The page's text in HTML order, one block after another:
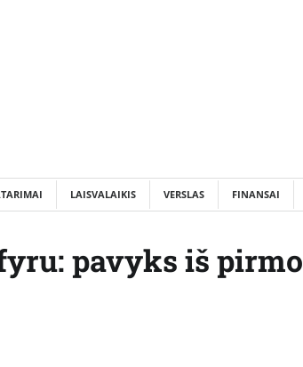
LAISVALAIKIS VERSLAS FINANSAI
pavyks iš pirmo